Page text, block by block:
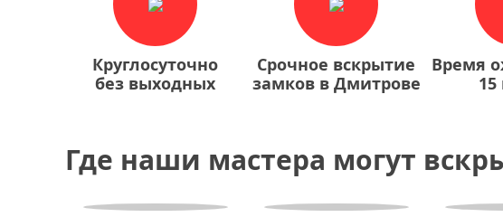
Круглосуточно
без выходных
Срочное вскрытие
замков в Дмитрове
Время
Где наши мастера могут